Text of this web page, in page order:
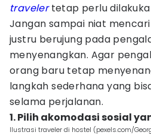
travelertetap perlu
Jangan sampai niat
justru berujung pada
menyenangkan. Agar
orang baru tetap
langkah sederhana yang
selama perjalanan.
1. Pilih akomodasi sosial
Ilustrasi traveler di hostel (pexels.com/